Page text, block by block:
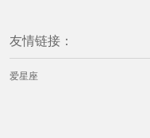
友情链接：
爱星座